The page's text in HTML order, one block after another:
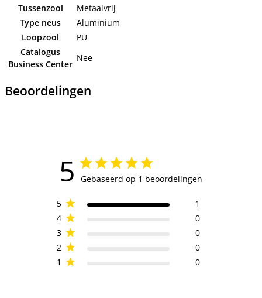
Tussenzool
Metaalvrij
Type neus
Aluminium
Loopzool
PU
Catalogus
Business Center
Nee
Beoordelingen
5 Gebaseerd op 1 beoordelingen
5
1
4
0
3
0
2
0
1
0